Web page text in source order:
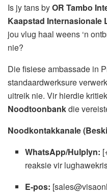
Is jy tans byOR Tambo
Kaapstad Internasionale
jou vlug haal weens ‘n
nie?
Die fisiese ambassade in
standaardwerksure
uitreik nie. Vir hierdie
Noodtoonbankdie
Noodkontakkanale
WhatsApp/Hulplyn:
reaksie vir
E-pos: